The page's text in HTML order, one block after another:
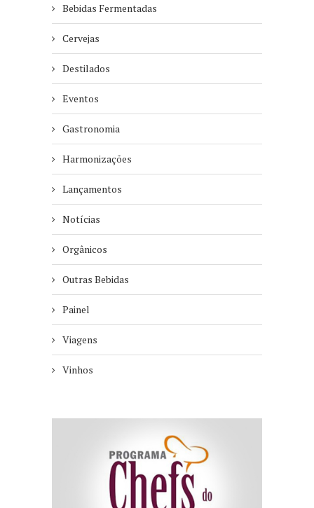
Bebidas Fermentadas
Cervejas
Destilados
Eventos
Gastronomia
Harmonizações
Lançamentos
Notícias
Orgânicos
Outras Bebidas
Painel
Viagens
Vinhos